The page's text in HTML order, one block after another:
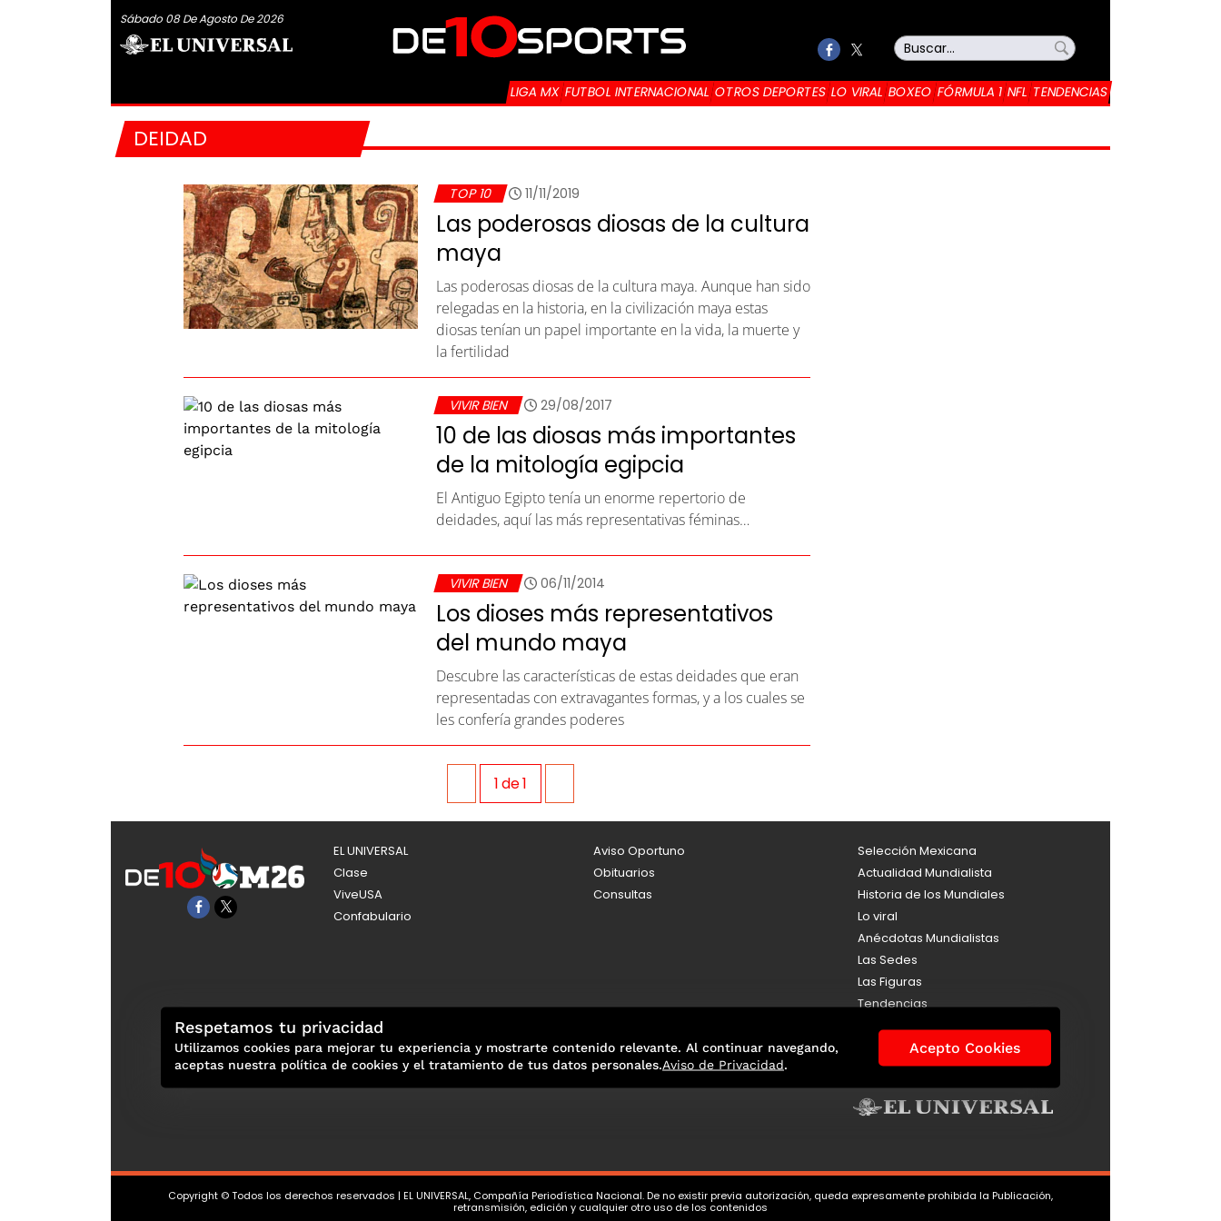
Sábado 08 De Agosto De 2026
LIGA MX FUTBOL INTERNACIONAL OTROS DEPORTES LO VIRAL BOXEO FÓRMULA 1 NFL TENDENCIAS
DEIDAD
TOP 10 11/11/2019
Las poderosas diosas de la cultura
maya
Las poderosas diosas de la cultura maya. Aunque han sido
relegadas en la historia, en la civilización maya estas
diosas tenían un papel importante en la vida, la muerte y
la fertilidad
VIVIR BIEN 29/08/2017
10 de las diosas más importantes
de la mitología egipcia
El Antiguo Egipto tenía un enorme repertorio de
deidades, aquí las más representativas féminas…
VIVIR BIEN 06/11/2014
Los dioses más representativos
del mundo maya
Descubre las características de estas deidades que eran
representadas con extravagantes formas, y a los cuales se
les confería grandes poderes
1de1
EL UNIVERSAL
Clase
ViveUSA
Confabulario
Aviso Oportuno
Obituarios
Consultas
Selección Mexicana
Actualidad Mundialista
Historia de los Mundiales
Lo viral
Anécdotas Mundialistas
Las Sedes
Las Figuras
Tendencias
Directorio
Consultas
Aviso de Privacidad
Copyright © Todos los derechos reservados | EL UNIVERSAL, Compañía Periodística Nacional. De no existir previa autorización, queda expresamente prohibida la Publicación,
retransmisión, edición y cualquier otro uso de los contenidos
Respetamos tu privacidad
Utilizamos cookies para mejorar tu experiencia y mostrarte contenido relevante. Al continuar navegando,
aceptas nuestra política de cookies y el tratamiento de tus datos personales.Aviso de Privacidad.
Acepto Cookies